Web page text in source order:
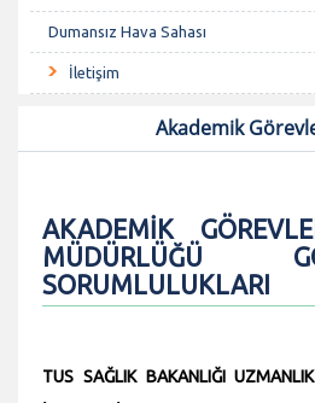
Dumansız Hava Sahası
İletişim
Akademik
AKADEMİK
MÜDÜRLÜĞÜ
SORUMLULUKLARI
TUS SAĞLIK BAKANLIĞI